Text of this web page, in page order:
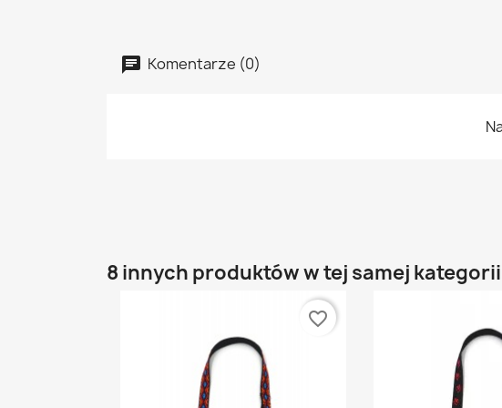
Komentarze (0)
8 innych produktów w tej samej
favorite_border